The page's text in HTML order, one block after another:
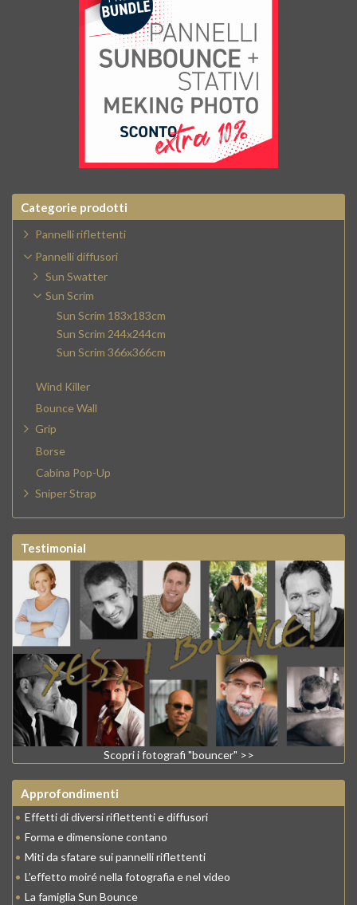
Categorie prodotti
Pannelli riflettenti
Pannelli diffusori
Sun Swatter
Sun Scrim
Sun Scrim 183x183cm
Sun Scrim 244x244cm
Sun Scrim 366x366cm
Wind Killer
Bounce Wall
Grip
Borse
Cabina Pop-Up
Sniper Strap
Testimonial
Scopri i fotografi "bouncer" >>
Approfondimenti
• Effetti di diversi riflettenti e diffusori
• Forma e dimensione contano
• Miti da sfatare sui pannelli riflettenti
• L’effetto moiré nella fotografia e nel video
• La famiglia Sun Bounce